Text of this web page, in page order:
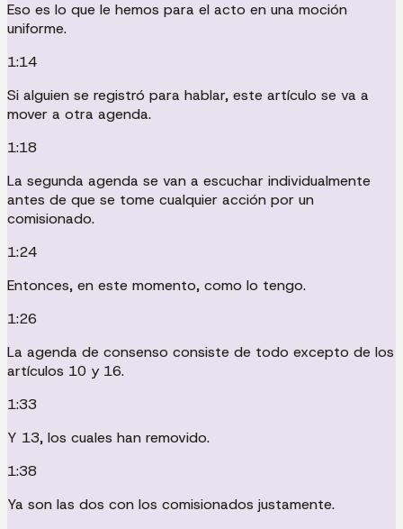
Eso es lo que le hemos para el acto en una moción
uniforme.
1:14
Si alguien se registró para hablar, este artículo se va a
mover a otra agenda.
1:18
La segunda agenda se van a escuchar individualmente
antes de que se tome cualquier acción por un
comisionado.
1:24
Entonces, en este momento, como lo tengo.
1:26
La agenda de consenso consiste de todo excepto de los
artículos 10 y 16.
1:33
Y 13, los cuales han removido.
1:38
Ya son las dos con los comisionados justamente.